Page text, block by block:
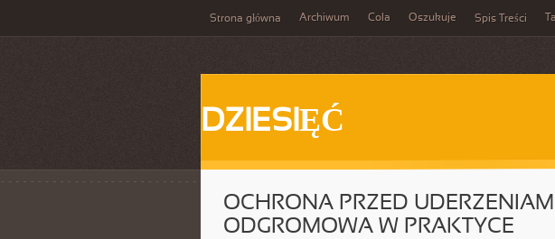
Strona główna Archiwum Cola Oszukuje Spis Treści
DZIESIĘĆ
OCHRONA PRZED
ODGROMOWA W PRAKTYCE